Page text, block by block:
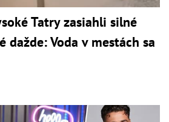
Tatry zasiahli silné
dažde: Voda v mestách sa